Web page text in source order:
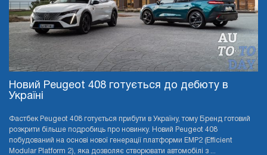
Новий Peugeot 408 готується до дебюту в
Україні
Фастбек Peugeot 408 готується прибути в Україну, тому Бренд готовий
розкрити більше подробиць про новинку. Новий Peugeot 408
побудований на основі нової генерації платформи EMP2 (Efficient
Modular Platform 2), яка дозволяє створювати автомобілі з ...